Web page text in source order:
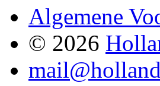
Algemene
© 2026